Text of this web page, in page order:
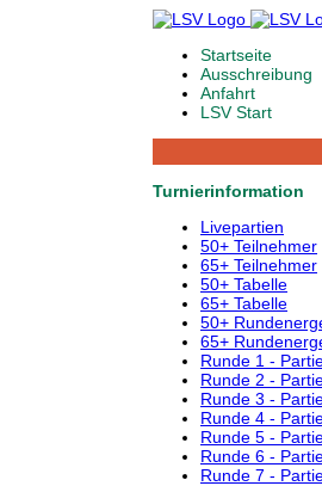
Startseite
Ausschreibung
Anfahrt
LSV Start
Turnierinformation
Livepartien
50+ Teilnehmer
65+ Teilnehmer
50+ Tabelle
65+ Tabelle
50+
65+
Runde 1 -
Runde 2 -
Runde 3 -
Runde 4 -
Runde 5 -
Runde 6 -
Runde 7 -